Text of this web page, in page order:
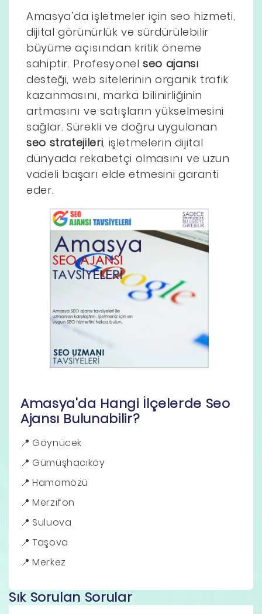
Amasya’da işletmeler için seo hizmeti,
dijital görünürlük ve sürdürülebilir
büyüme açısından kritik öneme
sahiptir. Profesyonelseo ajansı
desteği, web sitelerinin organik trafik
kazanmasını, marka bilinirliğinin
artmasını ve satışların yükselmesini
sağlar. Sürekli ve doğru uygulanan
seo stratejileri, işletmelerin dijital
dünyada rekabetçi olmasını ve uzun
vadeli başarı elde etmesini garanti
eder.
Amasya'da Hangi İlçelerde Seo
Ajansı Bulunabilir?
Göynücek
Gümüşhacıköy
Hamamözü
Merzifon
Suluova
Taşova
Merkez
Sık Sorulan Sorular